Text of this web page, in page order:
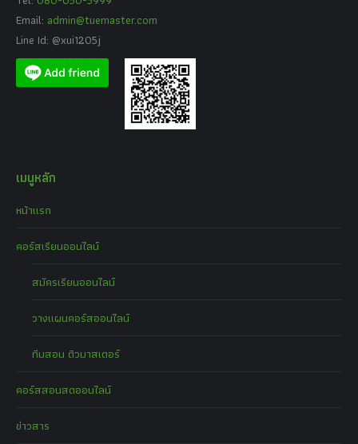
Email: admin@tuemaster.com
Line Id: @xui1205j
เมนูหลัก
หน้าแรก
คอร์สเรียนออนไลน์
สมัครเรียนออนไลน์
วางแผนคอร์สออนไลน์
ทีมสอน ติวมาสเตอร์
คอร์สสอนสดออนไลน์
ข่าวสาร